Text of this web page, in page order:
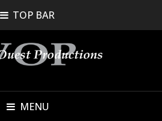
TOP BAR
MENU